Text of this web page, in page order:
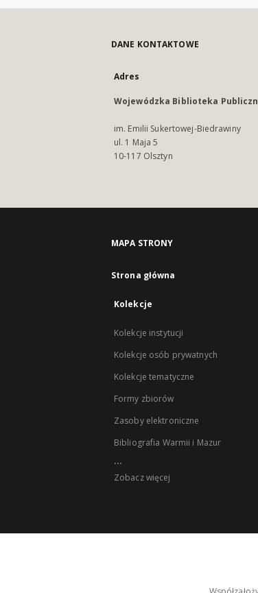
DANE KONTAKTOWE
Adres
Wojewódzka Biblioteka
im. Emilii Sukertowej-Biedrawiny
ul. 1 Maja 5
10-117 Olsztyn
MAPA STRONY
Strona główna
Kolekcje
Kolekcje instytucji
Kolekcje osób prywatnych
Kolekcje tematyczne
Formy zbiorów
Zasoby elektroniczne
Bibliografia Warmii i Mazur
...
Zobacz więcej